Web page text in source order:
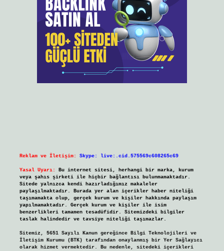
Reklam ve İletişim: Skype: live:.cid.575569c608265c69
Yasal Uyarı:
Bu internet sitesi, herhangi bir marka, kurum
veya şahıs şirketi ile hiçbir bağlantısı bulunmamaktadır.
Sitede yalnızca kendi hazırladığımız makaleler
paylaşılmaktadır. Burada yer alan içerikler haber niteliği
taşımamakta olup, gerçek kurum ve kişiler hakkında paylaşım
yapılmamaktadır. Gerçek kurum ve kişiler ile isim
benzerlikleri tamamen tesadüfidir. Sitemizdeki bilgiler
taslak halindedir ve tavsiye niteliği taşımazlar.
Sitemiz, 5651 Sayılı Kanun gereğince Bilgi Teknolojileri ve
İletişim Kurumu (BTK) tarafından onaylanmış bir Yer Sağlayıcı
olarak hizmet vermektedir. Bu nedenle, sitedeki içerikleri